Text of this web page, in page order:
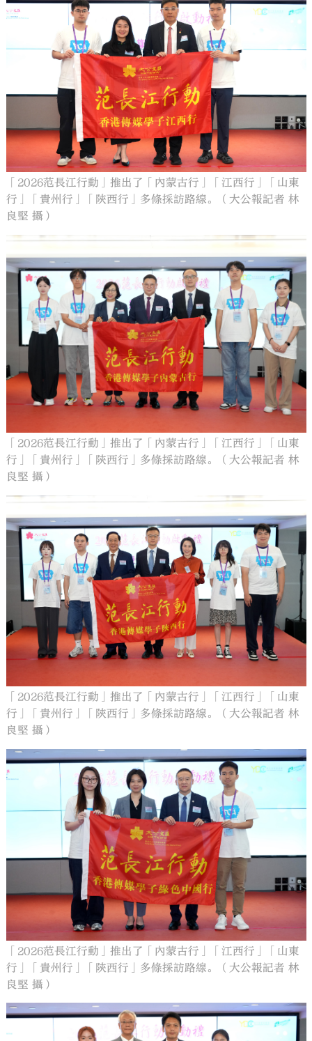
「2026范長江行動」推出了「內蒙古行」「江西行」「山東
行」「貴州行」「陝西行」多條採訪路線。（大公報記者 林
良堅 攝）
「2026范長江行動」推出了「內蒙古行」「江西行」「山東
行」「貴州行」「陝西行」多條採訪路線。（大公報記者 林
良堅 攝）
「2026范長江行動」推出了「內蒙古行」「江西行」「山東
行」「貴州行」「陝西行」多條採訪路線。（大公報記者 林
良堅 攝）
「2026范長江行動」推出了「內蒙古行」「江西行」「山東
行」「貴州行」「陝西行」多條採訪路線。（大公報記者 林
良堅 攝）